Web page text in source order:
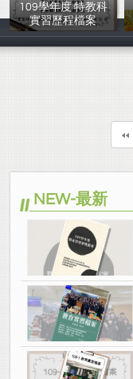
109學年度 特教科
實習歷程檔案
李仲凱
NEW-最新